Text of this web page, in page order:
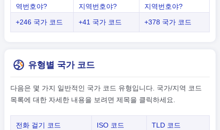
역번호야?
지역번호야?
지역번호야?
+246 국가 코드
+41 국가 코드 +378 국가 코드
유형별 국가 코드
다음은 몇 가지 일반적인 국가 코드 유형입니다. 국가/지역 코드
목록에 대한 자세한 내용을 보려면 제목을 클릭하세요.
전화 걸기 코드 ISO 코드 TLD 코드